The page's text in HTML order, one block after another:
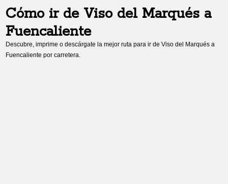
Cómo ir de Viso del Marqués a
Fuencaliente
Descubre, imprime o descárgate la mejor ruta para ir deViso del Marqués a
Fuencaliente por carretera.